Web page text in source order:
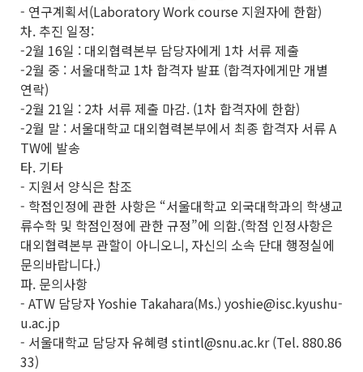
- 연구계획서(Laboratory Work course 지원자에 한함)
차. 추진 일정:
-2월 16일 : 대외협력본부 담당자에게 1차 서류 제출
-2월 중 : 서울대학교 1차 합격자 발표 (합격자에게만 개별
연락)
-2월 21일 : 2차 서류 제출 마감. (1차 합격자에 한함)
-2월 말 : 서울대학교 대외협력본부에서 최종 합격자 서류 A
TW에 발송
타. 기타
- 지원서 양식은 참조
- 학점인정에 관한 사항은 “서울대학교 외국대학과의 학생교
류수학 및 학점인정에 관한 규정”에 의함.(학점 인정사항은
대외협력본부 관할이 아니오니, 자신의 소속 단대 행정실에
문의바랍니다.)
파. 문의사항
- ATW 담당자 Yoshie Takahara(Ms.) yoshie@isc.kyushu-
u.ac.jp
- 서울대학교 담당자 유혜령 stintl@snu.ac.kr (Tel. 880.86
33)